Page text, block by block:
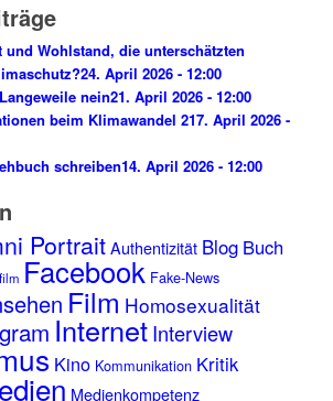
und Wohlstand, die unterschätzten
24. April 2026 - 12:00
nein21. April 2026 - 12:00
beim Klimawandel 217. April 2026 -
schreiben14. April 2026 - 12:00
Portrait Authentizität Blog Buch
Facebook Fake-News
Film Homosexualität
Internet Interview
Kino Kommunikation Kritik
Medienkompetenz